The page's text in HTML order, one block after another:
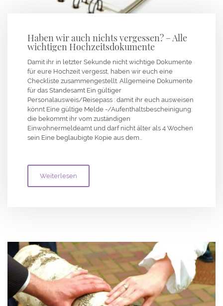
Haben wir auch nichts vergessen? – Alle
wichtigen Hochzeitsdokumente
Damit ihr in letzter Sekunde nicht wichtige Dokumente
für eure Hochzeit vergesst, haben wir euch eine
Checkliste zusammengestellt. Allgemeine Dokumente
für das Standesamt Ein gültiger
Personalausweis/Reisepass : damit ihr euch ausweisen
könnt Eine gültige Melde -/Aufenthaltsbescheinigung:
die bekommt ihr vom zuständigen
Einwohnermeldeamt und darf nicht älter als 4 Wochen
sein Eine beglaubigte Kopie aus dem…
Weiterlesen